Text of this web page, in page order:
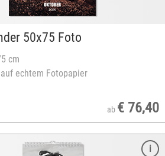
50x75 Foto
cm
echtem Fotopapier
ab € 76,40
verfügbar